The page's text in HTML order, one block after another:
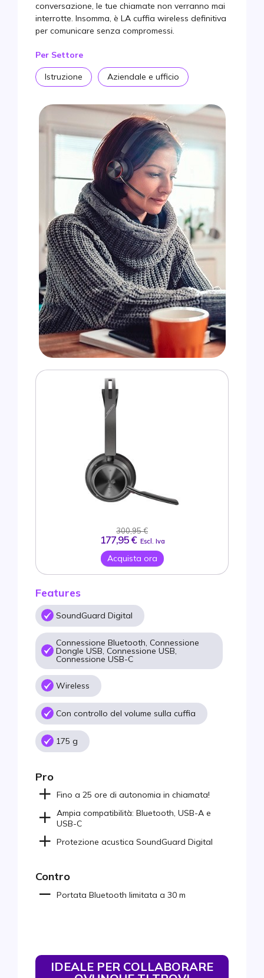
conversazione, le tue chiamate non verranno mai
interrotte. Insomma, è LA cuffia wireless definitiva
per comunicare senza compromessi.
Per Settore
Istruzione Aziendale e ufficio
Features
SoundGuard Digital
Connessione Bluetooth, Connessione
Dongle USB, Connessione USB,
Connessione USB-C
Wireless
Con controllo del volume sulla cuffia
175 g
Pro
Fino a 25 ore di autonomia in chiamata!
Ampia compatibilità: Bluetooth, USB-A e
USB-C
Protezione acustica SoundGuard Digital
Contro
Portata Bluetooth limitata a 30 m
300,95 €
177,95 € Escl. Iva
Acquista ora
IDEALE PER COLLABORARE